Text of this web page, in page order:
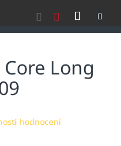
Long
hodnocení